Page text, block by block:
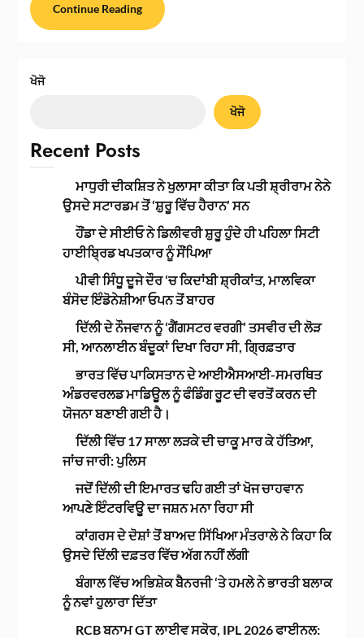
Continue Reading
ਖੋਜੋ
ਖੋਜੋ
Recent Posts
ਮਾਧੁਰੀ ਦੀਕਸ਼ਿਤ ਨੇ ਖੁਲਾਸਾ ਕੀਤਾ ਕਿ ਪਤੀ ਸ਼੍ਰੀਰਾਮ ਨੇਨੇ
ਉਸਦੇ ਸਟਾਰਡਮ ਤੋਂ ‘ਸ਼ੁਰੂ ਵਿੱਚ ਹੈਰਾਨ’ ਸਨ
ਹੌਂਡਾ ਦੇ ਸੀਈਓ ਨੇ ਡਿਲੀਵਰੀ ਸ਼ੁਰੂ ਹੁੰਦੇ ਹੀ ਪਹਿਲਾ ਸਿਟੀ
ਹਾਈਬ੍ਰਿਡ ਖਪਤਕਾਰ ਨੂੰ ਸੌਂਪਿਆ
ਪੀਵੀ ਸਿੰਧੂ ਦੂਜੇ ਦੌਰ ‘ਚ ਕਿਦਾਂਬੀ ਸ਼੍ਰੀਕਾਂਤ, ਮਾਲਵਿਕਾ
ਬੰਸੋਦ ਇੰਡੋਨੇਸ਼ੀਆ ਓਪਨ ਤੋਂ ਬਾਹਰ
ਦਿੱਲੀ ਦੇ ਨੌਜਵਾਨ ਨੂੰ ‘ਗੈਂਗਸਟਰ ਵਰਗੀ’ ਤਸਵੀਰ ਦੀ ਲੋੜ
ਸੀ, ਆਨਲਾਈਨ ਬੰਦੂਕਾਂ ਦਿਖਾ ਰਿਹਾ ਸੀ, ਗ੍ਰਿਫ਼ਤਾਰ
ਭਾਰਤ ਵਿੱਚ ਪਾਕਿਸਤਾਨ ਦੇ ਆਈਐਸਆਈ-ਸਮਰਥਿਤ
ਅੰਡਰਵਰਲਡ ਮਾਡਿਊਲ ਨੂੰ ਫੰਡਿੰਗ ਰੂਟ ਦੀ ਵਰਤੋਂ ਕਰਨ ਦੀ
ਯੋਜਨਾ ਬਣਾਈ ਗਈ ਹੈ।
ਦਿੱਲੀ ਵਿੱਚ 17 ਸਾਲਾ ਲੜਕੇ ਦੀ ਚਾਕੂ ਮਾਰ ਕੇ ਹੱਤਿਆ,
ਜਾਂਚ ਜਾਰੀ: ਪੁਲਿਸ
ਜਦੋਂ ਦਿੱਲੀ ਦੀ ਇਮਾਰਤ ਢਹਿ ਗਈ ਤਾਂ ਖੋਜ ਚਾਹਵਾਨ
ਆਪਣੇ ਇੰਟਰਵਿਊ ਦਾ ਜਸ਼ਨ ਮਨਾ ਰਿਹਾ ਸੀ
ਕਾਂਗਰਸ ਦੇ ਦੋਸ਼ਾਂ ਤੋਂ ਬਾਅਦ ਸਿੱਖਿਆ ਮੰਤਰਾਲੇ ਨੇ ਕਿਹਾ ਕਿ
ਉਸਦੇ ਦਿੱਲੀ ਦਫ਼ਤਰ ਵਿੱਚ ਅੱਗ ਨਹੀਂ ਲੱਗੀ
ਬੰਗਾਲ ਵਿੱਚ ਅਭਿਸ਼ੇਕ ਬੈਨਰਜੀ ‘ਤੇ ਹਮਲੇ ਨੇ ਭਾਰਤੀ ਬਲਾਕ
ਨੂੰ ਨਵਾਂ ਹੁਲਾਰਾ ਦਿੱਤਾ
RCB ਬਨਾਮ GT ਲਾਈਵ ਸਕੋਰ, IPL 2026 ਫਾਈਨਲ: